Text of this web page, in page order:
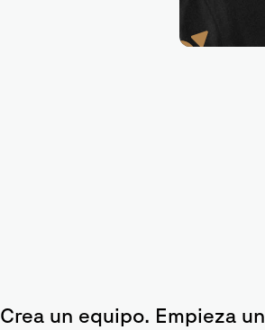
Crea un equipo. Empieza